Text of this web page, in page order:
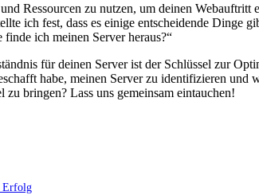
Ressourcen zu nutzen, um deinen
ich ‌fest,⁢ dass es ‌einige entscheidende Dinge⁣
ich meinen Server⁣ heraus?“
für deinen Server ist der Schlüssel ‌zur‍
habe, meinen⁤ Server zu identifizieren
bringen? Lass uns gemeinsam eintauchen!
Erfolg